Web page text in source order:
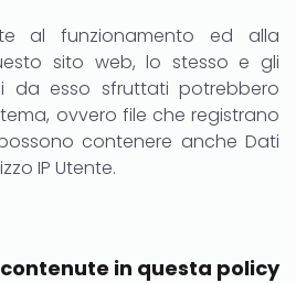
al funzionamento ed alla
sito web, lo stesso e gli
da esso sfruttati potrebbero
ovvero file che registrano
contenere anche Dati
IP Utente.
in questa policy